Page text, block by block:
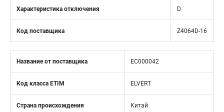
Характеристика отключения D
Код поставщика Z4064D-16
Название от поставщика EC000042
Код класса ETIM ELVERT
Страна происхождения Китай